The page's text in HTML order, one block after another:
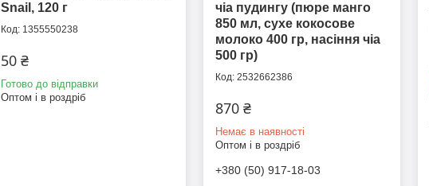
Snail, 120 г
1355550238
50 ₴
Готово до відправки
Оптом і в роздріб
чіа пудингу (пюре манго
850 мл, сухе кокосове
молоко 400 гр, насіння чіа
500 гр)
2532662386
870 ₴
Немає в наявності
Оптом і в роздріб
+380 (50) 917-18-03